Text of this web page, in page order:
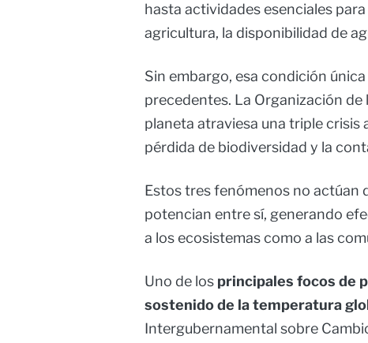
hasta actividades esenciales
agricultura, la disponibilidad de
Sin embargo, esa condición
precedentes. La Organización
planeta atraviesa una triple crisis
pérdida de biodiversidad y la
Estos tres fenómenos no actúan
potencian entre sí, generando
a los ecosistemas como a las
Uno de los principales focos de
sostenido de la temperatura
Intergubernamental sobre